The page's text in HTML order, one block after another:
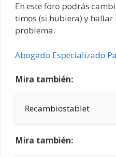
En este foro podrás
timos (si hubiera) y hallar
problema.
Abogado Especializado
Mira también:
Recambiostablet
Mira también: